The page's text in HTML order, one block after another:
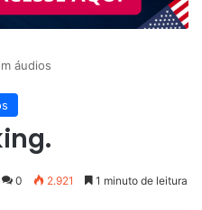
áudios
0 2.921 1 minuto de leitura